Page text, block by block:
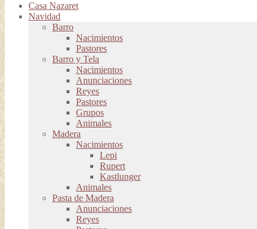
Casa Nazaret
Navidad
Barro
Nacimientos
Pastores
Barro y Tela
Nacimientos
Anunciaciones
Reyes
Pastores
Grupos
Animales
Madera
Nacimientos
Lepi
Rupert
Kastlunger
Animales
Pasta de Madera
Anunciaciones
Reyes